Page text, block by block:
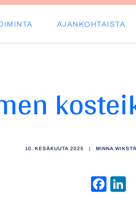
ry
AJANKOHTAISTA
10. KESÄKUUTA 2025 | MINNA